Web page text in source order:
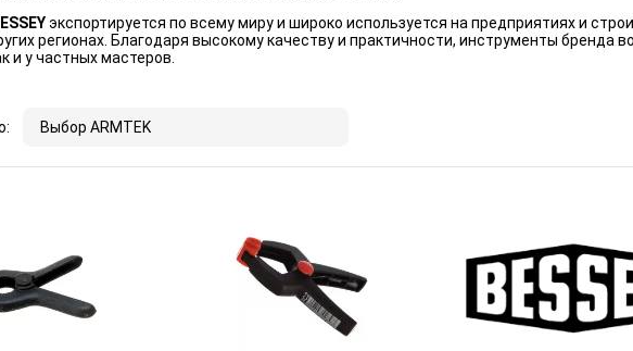
экспортируется по всему миру и широко используется на предприятиях и
регионах. Благодаря высокому качеству и практичности, инструменты бренда
и у частных мастеров.
Выбор ARMTEK